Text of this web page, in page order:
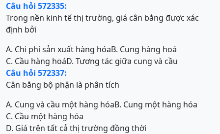
Câu hỏi 572335:
Trong nền kinh tế thị trường, giá cân bằng được xác
định bởi
A. Chi phí sản xuất hàng hóaB. Cung hàng hoá
C. Cầu hàng hoáD. Tương tác giữa cung và cầu
Câu hỏi 572337:
Cân bằng bộ phận là phân tích
A. Cung và cầu một hàng hóaB. Cung một hàng hóa
C. Cầu một hàng hóa
D. Giá trên tất cả thị trường đồng thời